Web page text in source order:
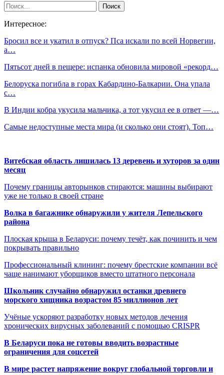
Интересное:
Бросил все и укатил в отпуск? Пса искали по всей Норвегии,
а…
Пятьсот дней в пещере: испанка обновила мировой «рекорд…
Белоруска погибла в горах Кабардино-Балкарии. Она упала
с…
В Индии кобра укусила мальчика, а тот укусил ее в ответ —…
Самые недоступные места мира (и сколько они стоят). Топ…
Витебская область лишилась 13 деревень и хуторов за один
месяц
Почему границы авторынков стираются: машины выбирают
уже не только в своей стране
Волка в багажнике обнаружили у жителя Лепельского
района
Плоская крыша в Беларуси: почему течёт, как починить и чем
покрывать правильно
Профессиональный клининг: почему брестские компании всё
чаще нанимают уборщиков вместо штатного персонала
Школьник случайно обнаружил останки древнего
морского хищника возрастом 85 миллионов лет
Учёные ускоряют разработку новых методов лечения
хронических вирусных заболеваний с помощью CRISPR
В Беларуси пока не готовы вводить возрастные
ограничения для соцсетей
В мире растет напряжение вокруг глобальной торговли и